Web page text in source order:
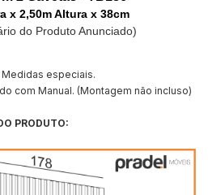
x 2,50m Altura x 38cm
do Produto Anunciado)
especiais.
com Manual. (Montagem não incluso)
PRODUTO: